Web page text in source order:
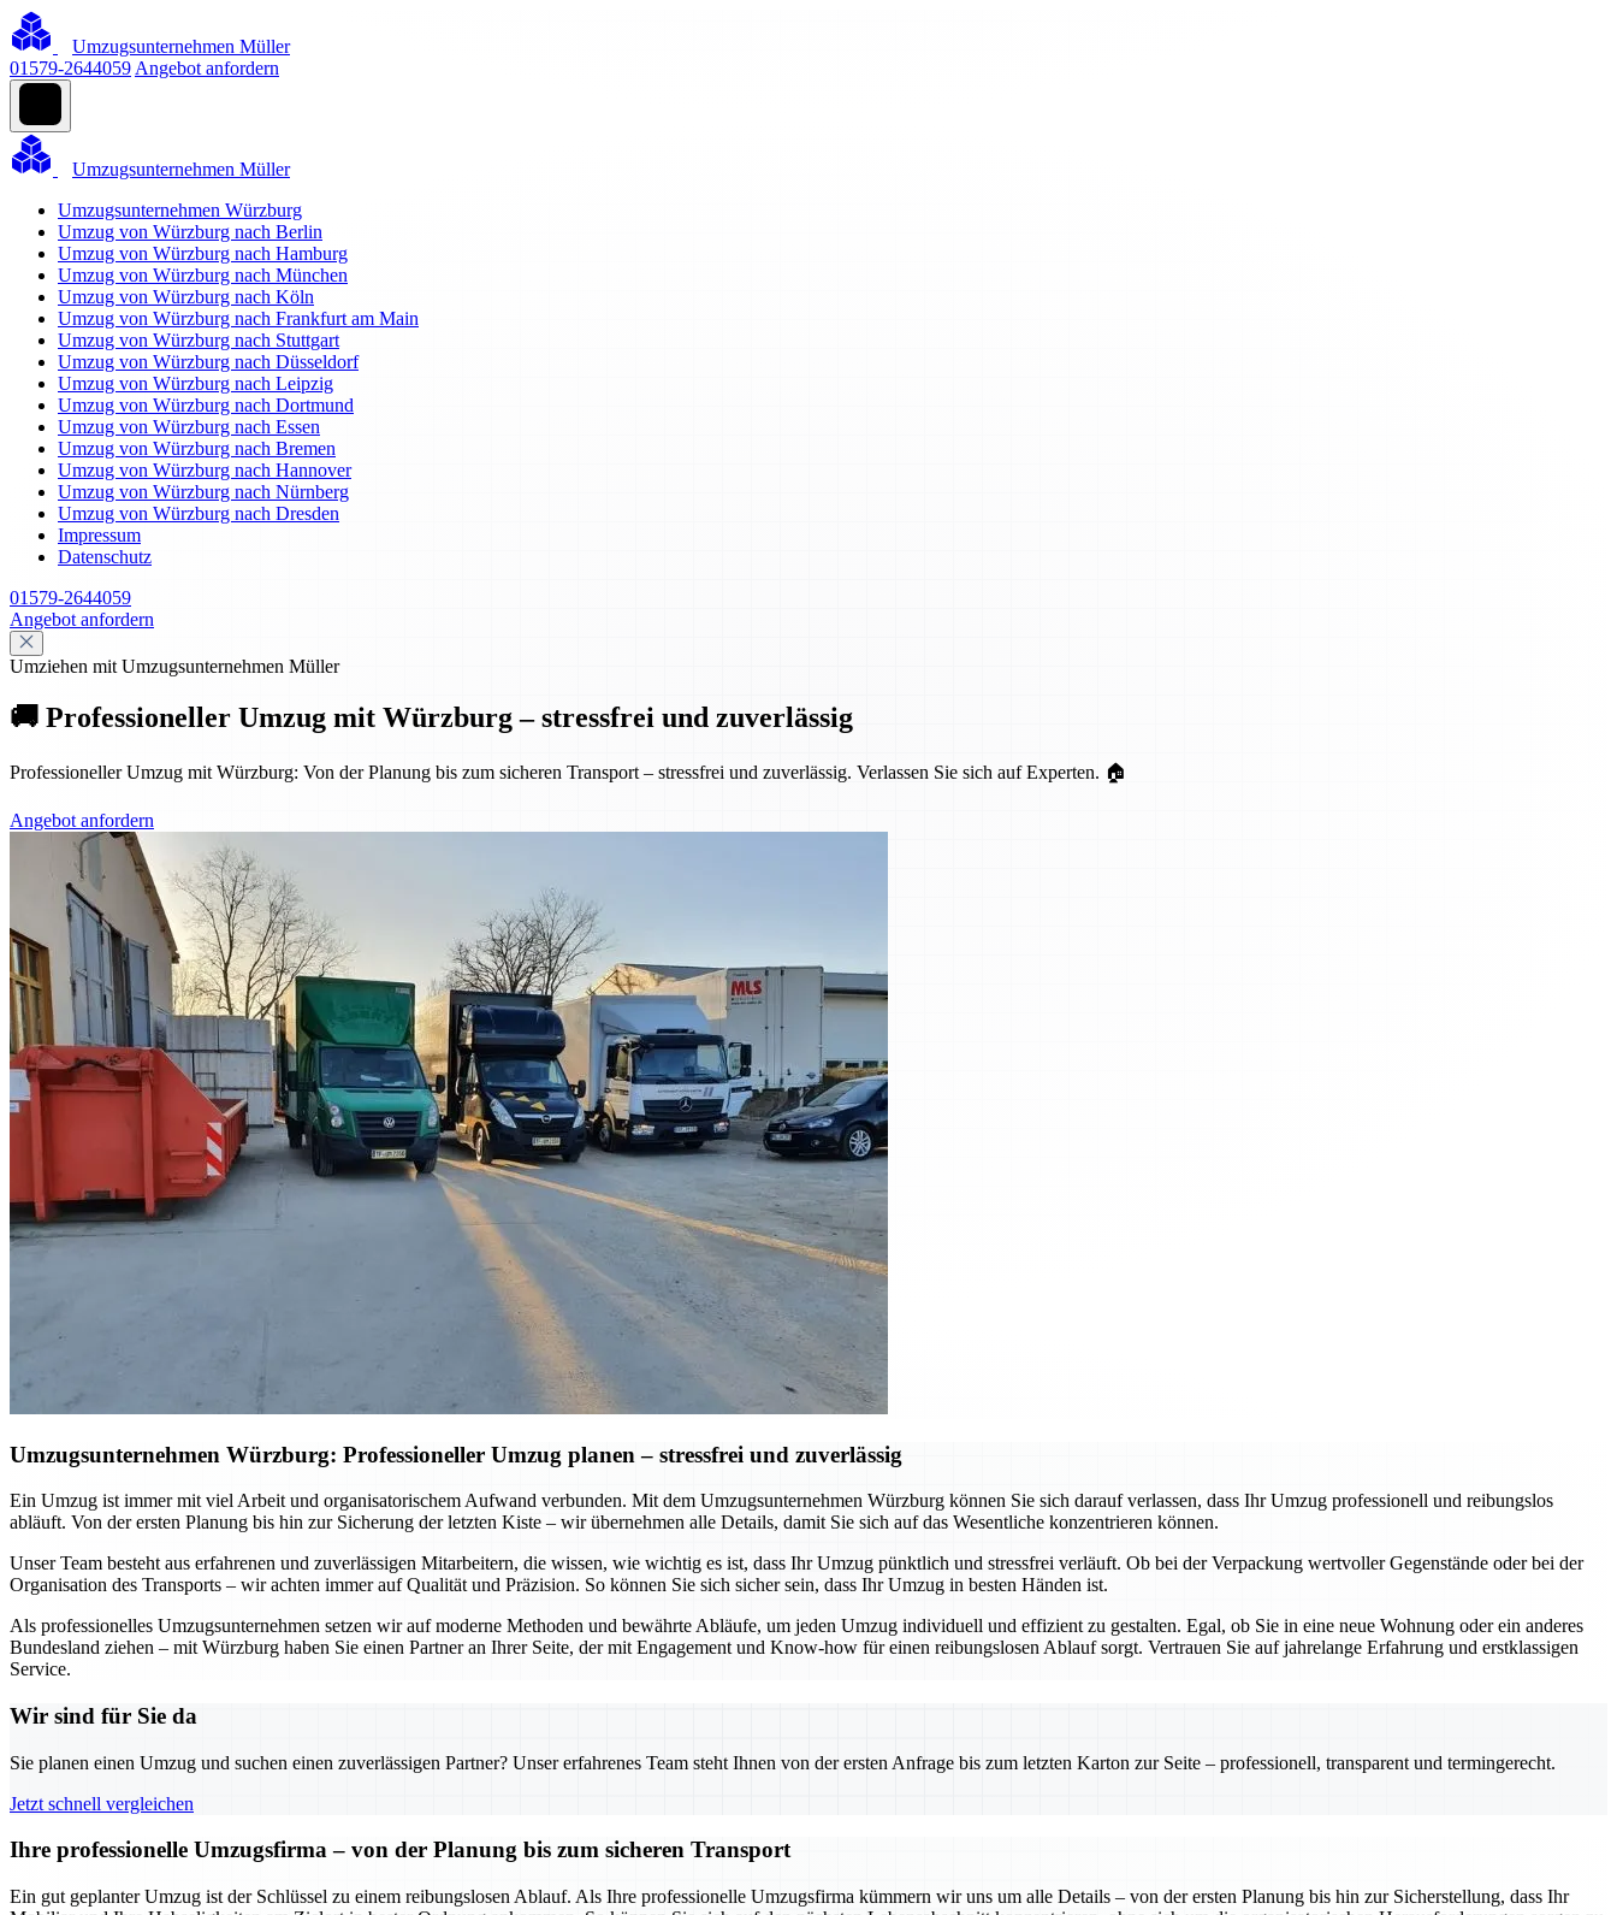
Umzugsunternehmen Müller
01579-2644059 Angebot anfordern
Umzugsunternehmen Müller
Umzugsunternehmen Würzburg
Umzug von Würzburg nach Berlin
Umzug von Würzburg nach Hamburg
Umzug von Würzburg nach München
Umzug von Würzburg nach Köln
Umzug von Würzburg nach Frankfurt am Main
Umzug von Würzburg nach Stuttgart
Umzug von Würzburg nach Düsseldorf
Umzug von Würzburg nach Leipzig
Umzug von Würzburg nach Dortmund
Umzug von Würzburg nach Essen
Umzug von Würzburg nach Bremen
Umzug von Würzburg nach Hannover
Umzug von Würzburg nach Nürnberg
Umzug von Würzburg nach Dresden
Impressum
Datenschutz
01579-2644059
Angebot anfordern
Umziehen mit Umzugsunternehmen Müller
🚚 Professioneller Umzug mit Würzburg – stressfrei und zuverlässig
Professioneller Umzug mit Würzburg: Von der Planung bis zum sicheren Transport – stressfrei und zuverlässig. Verlassen Sie sich auf Experten. 🏠
Angebot anfordern
Umzugsunternehmen Würzburg: Professioneller Umzug planen – stressfrei und zuverlässig
Ein Umzug ist immer mit viel Arbeit und organisatorischem Aufwand verbunden. Mit dem Umzugsunternehmen Würzburg können Sie sich darauf verlassen, dass Ihr Umzug professionell und reibungslos
abläuft. Von der ersten Planung bis hin zur Sicherung der letzten Kiste – wir übernehmen alle Details, damit Sie sich auf das Wesentliche konzentrieren können.
Unser Team besteht aus erfahrenen und zuverlässigen Mitarbeitern, die wissen, wie wichtig es ist, dass Ihr Umzug pünktlich und stressfrei verläuft. Ob bei der Verpackung wertvoller Gegenstände oder bei der
Organisation des Transports – wir achten immer auf Qualität und Präzision. So können Sie sich sicher sein, dass Ihr Umzug in besten Händen ist.
Als professionelles Umzugsunternehmen setzen wir auf moderne Methoden und bewährte Abläufe, um jeden Umzug individuell und effizient zu gestalten. Egal, ob Sie in eine neue Wohnung oder ein anderes
Bundesland ziehen – mit Würzburg haben Sie einen Partner an Ihrer Seite, der mit Engagement und Know-how für einen reibungslosen Ablauf sorgt. Vertrauen Sie auf jahrelange Erfahrung und erstklassigen
Service.
Wir sind für Sie da
Sie planen einen Umzug und suchen einen zuverlässigen Partner? Unser erfahrenes Team steht Ihnen von der ersten Anfrage bis zum letzten Karton zur Seite – professionell, transparent und termingerecht.
Jetzt schnell vergleichen
Ihre professionelle Umzugsfirma – von der Planung bis zum sicheren Transport
Ein gut geplanter Umzug ist der Schlüssel zu einem reibungslosen Ablauf. Als Ihre professionelle Umzugsfirma kümmern wir uns um alle Details – von der ersten Planung bis hin zur Sicherstellung, dass Ihr